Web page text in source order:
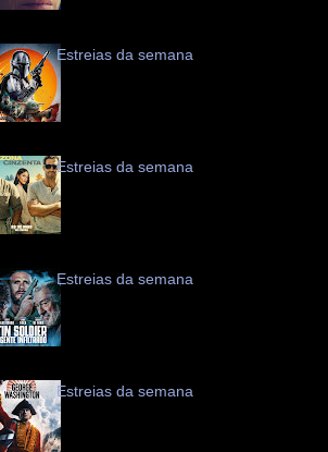
Estreias da semana
Estreias da semana
Estreias da semana
Estreias da semana